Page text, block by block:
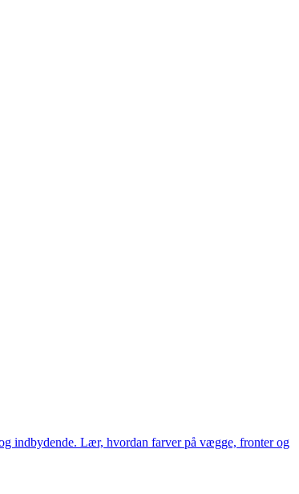
indbydende. Lær, hvordan farver på vægge, fronter og